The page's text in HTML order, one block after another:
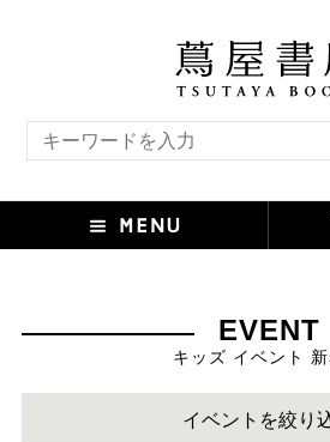
EVENT
キッズ イベント
イベントを絞り